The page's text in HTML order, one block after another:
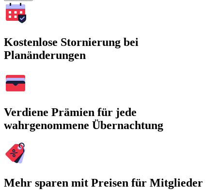
Kostenlose Stornierung bei
Planänderungen
Verdiene Prämien für jede
wahrgenommene Übernachtung
Mehr sparen mit Preisen für Mitglieder